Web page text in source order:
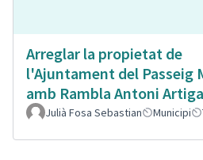
Arreglar la propietat de
l'Ajuntament del Passeig
amb Rambla Antoni
Julià Fosa Sebastian Municipi